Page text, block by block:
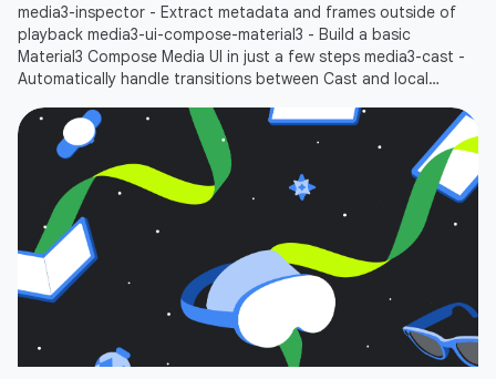
media3-inspector - Extract metadata and frames outside of
playback media3-ui-compose-material3 - Build a basic
Material3 Compose Media UI in just a few steps media3-cast -
Automatically handle transitions between Cast and local